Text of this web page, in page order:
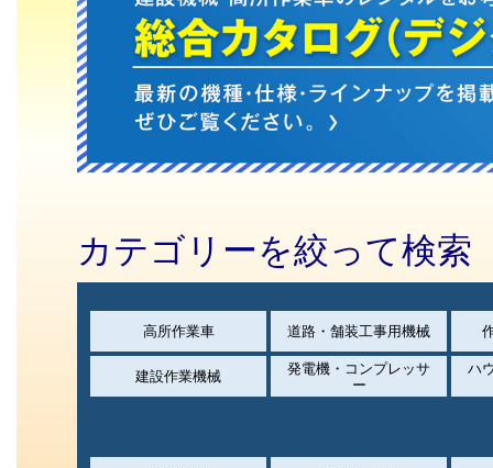
カテゴリーを絞って検索
高所作業車 道路・舗装工事用機械
建設作業機械
発電機・コンプレッサ
ー
ハ